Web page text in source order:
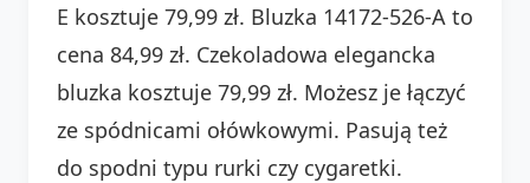
E kosztuje 79,99 zł. Bluzka 14172-526-A to
cena 84,99 zł. Czekoladowa elegancka
bluzka kosztuje 79,99 zł. Możesz je łączyć
ze spódnicami ołówkowymi. Pasują też
do spodni typu rurki czy cygaretki.